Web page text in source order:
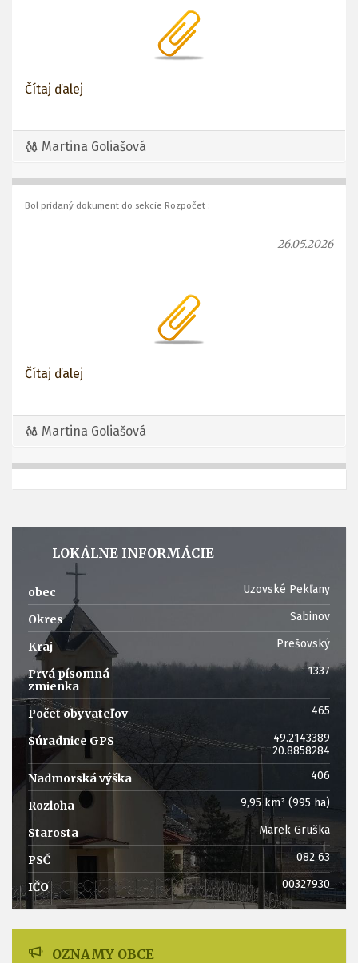
Čítaj ďalej
Martina Goliašová
Bol pridaný dokument do sekcie Rozpočet :
26.05.2026
Čítaj ďalej
Martina Goliašová
LOKÁLNE INFORMÁCIE
obec Uzovské Pekľany
Okres Sabinov
Kraj Prešovský
Prvá písomná
zmienka
1337
Počet obyvateľov 465
Súradnice GPS
49.2143389
20.8858284
Nadmorská výška ‎406
Rozloha ‎9,95 km² (995 ha)
Starosta Marek Gruška
PSČ 082 63
IČO 00327930
OZNAMY OBCE